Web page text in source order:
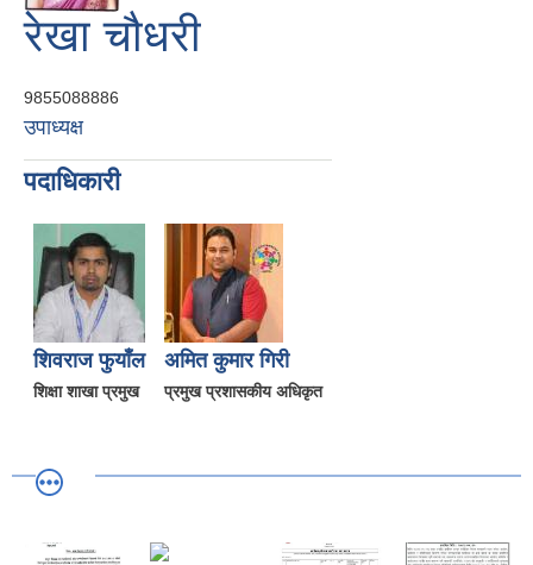
रेखा चौधरी
9855088886
उपाध्यक्ष
पदाधिकारी
शिवराज फुयाँल
शिक्षा शाखा प्रमुख
अमित कुमार गिरी
प्रमुख प्रशासकीय अधिकृत